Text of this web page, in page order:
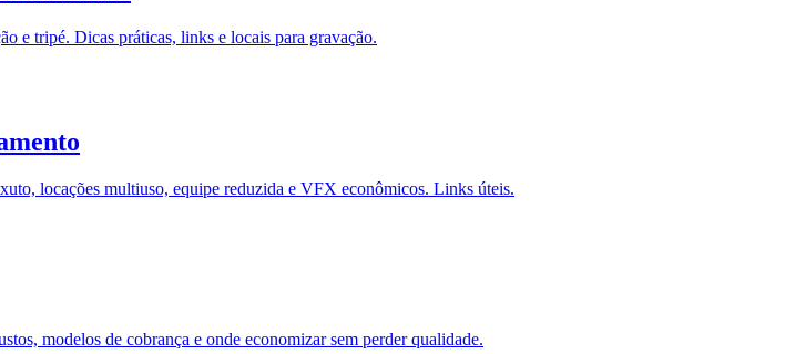
e tripé. Dicas práticas, links e locais para gravação.
locações multiuso, equipe reduzida e VFX econômicos. Links úteis.
modelos de cobrança e onde economizar sem perder qualidade.